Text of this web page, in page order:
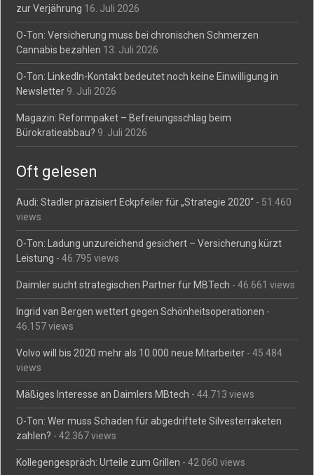
zur Verjährung 16. Juli 2026
O-Ton: Versicherung muss bei chronischen Schmerzen
Cannabis bezahlen 13. Juli 2026
O-Ton: LinkedIn-Kontakt bedeutet noch keine Einwilligung in
Newsletter 9. Juli 2026
Magazin: Reformpaket – Befreiungsschlag beim
Bürokratieabbau? 9. Juli 2026
Oft gelesen
Audi: Stadler präzisiert Eckpfeiler für „Strategie 2020“ - 51.460
views
O-Ton: Ladung unzureichend gesichert – Versicherung kürzt
Leistung - 46.795 views
Daimler sucht strategischen Partner für MBTech - 46.661 views
Ingrid van Bergen wettert gegen Schönheitsoperationen -
46.157 views
Volvo will bis 2020 mehr als 10.000 neue Mitarbeiter - 45.484
views
Mäßiges Interesse an Daimlers MBtech - 44.713 views
O-Ton: Wer muss Schaden für abgedriftete Silvesterraketen
zahlen? - 42.367 views
Kollegengespräch: Urteile zum Grillen - 42.060 views